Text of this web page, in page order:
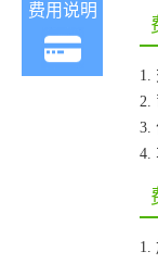
费用说明
1.
2.
3.
4.
1.